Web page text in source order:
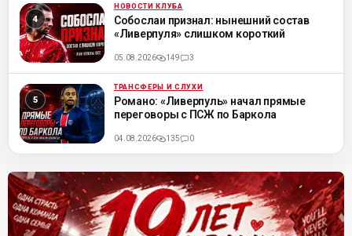
ML НОВОСТИ КЛУБА
Собослаи признал: нынешний состав
«Ливерпуля» слишком короткий
05.08.2026 149 3
ML ТРАНСФЕРЫ И СЛУХИ
Романо: «Ливерпуль» начал прямые
переговоры с ПСЖ по Баркола
04.08.2026 135 0